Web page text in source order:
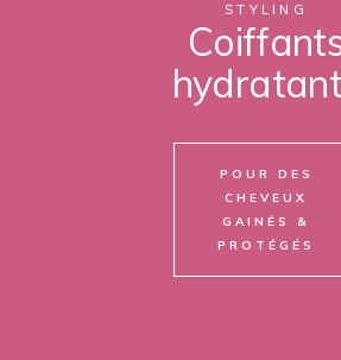
STYLING
POUR DES
CHEVEUX
GAINÉS &
PROTÉGÉS